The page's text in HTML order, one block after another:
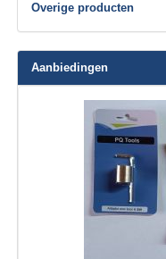
Overige producten
Aanbiedingen